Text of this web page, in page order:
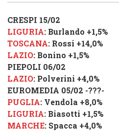
CRESPI 15/02
LIGURIA: Burlando +1,5%
TOSCANA: Rossi +14,0%
LAZIO: Bonino +1,5%
PIEPOLI 06/02
LAZIO: Polverini +4,0%
EUROMEDIA 05/02 -???-
PUGLIA: Vendola +8,0%
LIGURIA: Biasotti +1,5%
MARCHE: Spacca +4,0%